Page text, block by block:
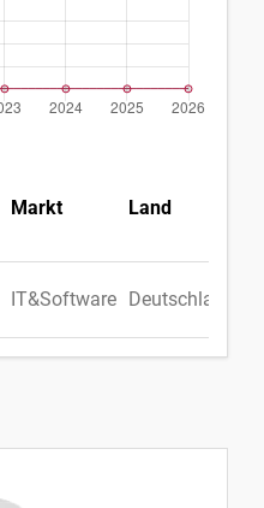
Markt Land
IT&Software Deutschland